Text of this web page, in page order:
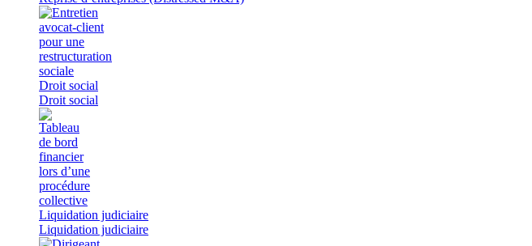
Droit social
Droit social
Liquidation judiciaire
Liquidation judiciaire